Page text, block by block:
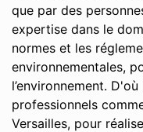
que par des
expertise dans le
normes et les
environnementales,
l’environnement.
professionnels
Versailles, pour